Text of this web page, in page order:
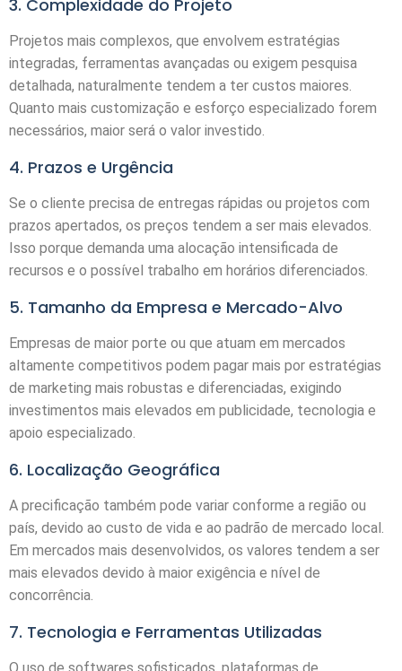
3. Complexidade do Projeto
Projetos mais complexos, que envolvem estratégias
integradas, ferramentas avançadas ou exigem pesquisa
detalhada, naturalmente tendem a ter custos maiores.
Quanto mais customização e esforço especializado forem
necessários, maior será o valor investido.
4. Prazos e Urgência
Se o cliente precisa de entregas rápidas ou projetos com
prazos apertados, os preços tendem a ser mais elevados.
Isso porque demanda uma alocação intensificada de
recursos e o possível trabalho em horários diferenciados.
5. Tamanho da Empresa e Mercado-Alvo
Empresas de maior porte ou que atuam em mercados
altamente competitivos podem pagar mais por estratégias
de marketing mais robustas e diferenciadas, exigindo
investimentos mais elevados em publicidade, tecnologia e
apoio especializado.
6. Localização Geográfica
A precificação também pode variar conforme a região ou
país, devido ao custo de vida e ao padrão de mercado local.
Em mercados mais desenvolvidos, os valores tendem a ser
mais elevados devido à maior exigência e nível de
concorrência.
7. Tecnologia e Ferramentas Utilizadas